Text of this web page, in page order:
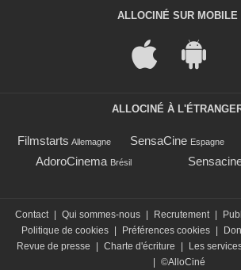
ALLOCINÉ SUR MOBILE
ALLOCINÉ À
Filmstarts Allemagne SensaCine Espagne
AdoroCinema Brésil
Contact | Qui sommes-nous | Recrutement |
Politique de cookies | Préférences cookies |
Revue de presse
| Charte d'écriture | Les
| ©AlloCiné